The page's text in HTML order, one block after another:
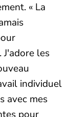
« La
les
individuel
avec mes